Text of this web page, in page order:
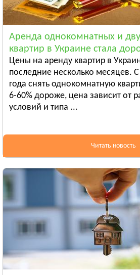
ЗАПОРОЖСКАЯ ОБЛАСТЬ
Запорожье
Энергодар
Бердянск
Смотреть всё
ИВАНО-ФРАНКОВСКАЯ
Ивано-Франковск
Болехов
Смотреть всё
Смотреть всё
КИРОВОГРАДСКАЯ ОБЛАСТЬ
Александрия
Гайворон
Смотреть всё
Аренда однокомнатных и
квартир в Украине стала
Цены на аренду квартир в
последние несколько месяцев.
года снять однокомнатную
6-60% дороже, цена зависит от
условий и типа ...
Читать новость